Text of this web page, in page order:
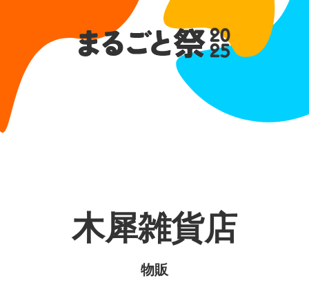
木犀雑貨店
物販